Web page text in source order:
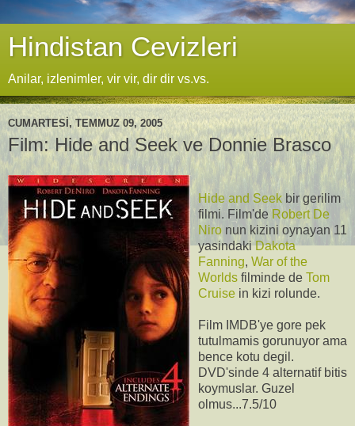
Hindistan Cevizleri
Anilar, izlenimler, vir vir, dir dir vs.vs.
CUMARTESI, TEMMUZ 09, 2005
Film: Hide and Seek ve Donnie Brasco
Hide and Seek bir gerilim
filmi. Film'de Robert De
Niro nun kizini oynayan 11
yasindakiDakota
Fanning, War of the
Worlds filminde de Tom
Cruise in kizi rolunde.
Film IMDB'ye gore pek
tutulmamis gorunuyor ama
bence kotu degil.
DVD'sinde 4 alternatif bitis
koymuslar. Guzel
olmus...7.5/10